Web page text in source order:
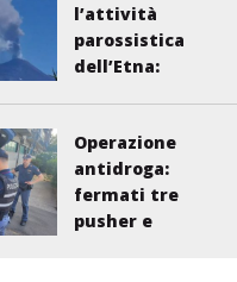
l’attività
parossistica
dell’Etna:
Operazione
antidroga:
fermati tre
pusher e